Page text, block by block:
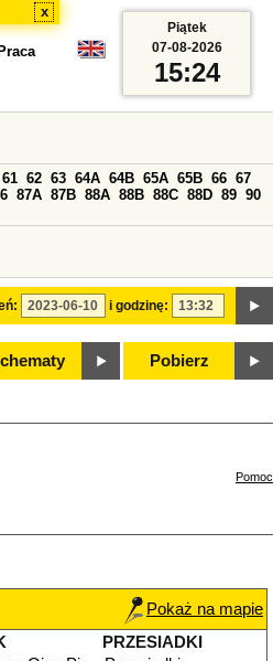
x
Praca
i godzinę:
61 62 63 64A 64B 65A 65B 66 67
87A 87B 88A 88B 88C 88D 89 90
Pobierz
Piątek
07-08-2026
15:24
Pomoc
Pokaż na mapie
PRZESIADKI